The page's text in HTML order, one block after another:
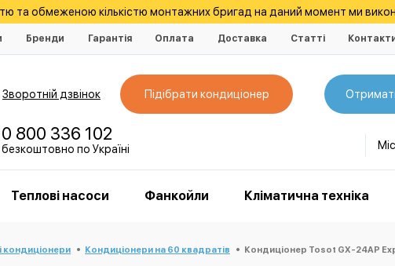
та обмеженою кількістю монтажних бригад на даний момент ми
Бренди Гарантія Оплата Доставка Статті
Зворотній дзвінок Підібрати кондиціонер
0 800 336 102
безкоштовно по Україні
Теплові насоси Фанкойли Кліматична техніка
кондиціонери Кондиціонери на 60 квадратів Кондиціонер Tosot GX-24AP